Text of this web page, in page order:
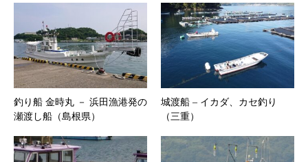
釣り船 金時丸 － 浜田漁港発の
瀬渡し船（島根県）
城渡船 – イカダ、カセ釣り
（三重）